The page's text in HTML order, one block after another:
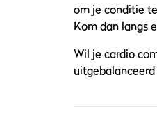
om je conditie
Kom dan langs
Wil je cardio